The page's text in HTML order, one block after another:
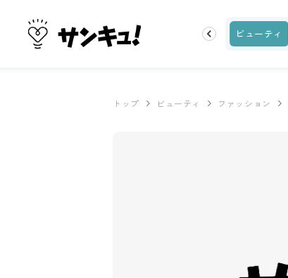
ランキング お金 家事テク 収納・片付け ビューティ
トップ ビューティ ファッション